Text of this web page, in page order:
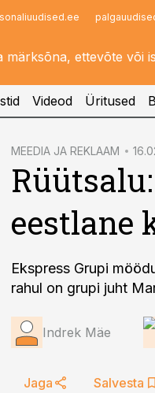
Videod Üritused
MEEDIA JA REKLAAM
eestlane
Ekspress Grupi
rahul on grupi juht
Indrek Mäe
Jaga Salvesta